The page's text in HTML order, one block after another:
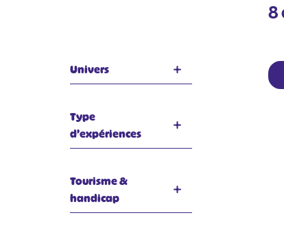
8
Univers
Type
d’expériences
Tourisme &
handicap